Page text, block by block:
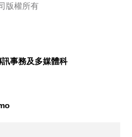
版權所有
事務及多媒體科